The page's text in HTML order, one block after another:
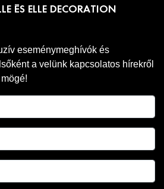
ÉS ELLE DECORATION
eseménymeghívók és
a velünk kapcsolatos hírekről